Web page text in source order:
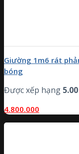
Giường 1m6 rát
bóng
Được xếp hạng 5.00
4.800.000